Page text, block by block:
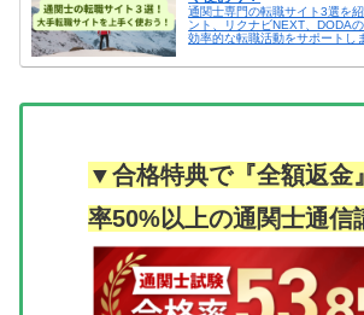
通関士専門の転職サイト3選を
ント、リクナビNEXT、DODA
効率的な転職活動をサポートし
▼合格特典で『全額返金
率50%以上の通関士通信